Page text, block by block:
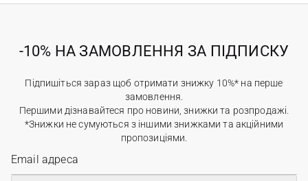
-10% НА ЗАМОВЛЕННЯ ЗА ПІДПИСКУ
Підпишіться зараз щоб отримати знижку 10%* на перше
замовлення.
Першими дізнавайтеся про новини, знижки та розпродажі.
*Знижки не сумуються з іншими знижками та акційними
пропозиціями.